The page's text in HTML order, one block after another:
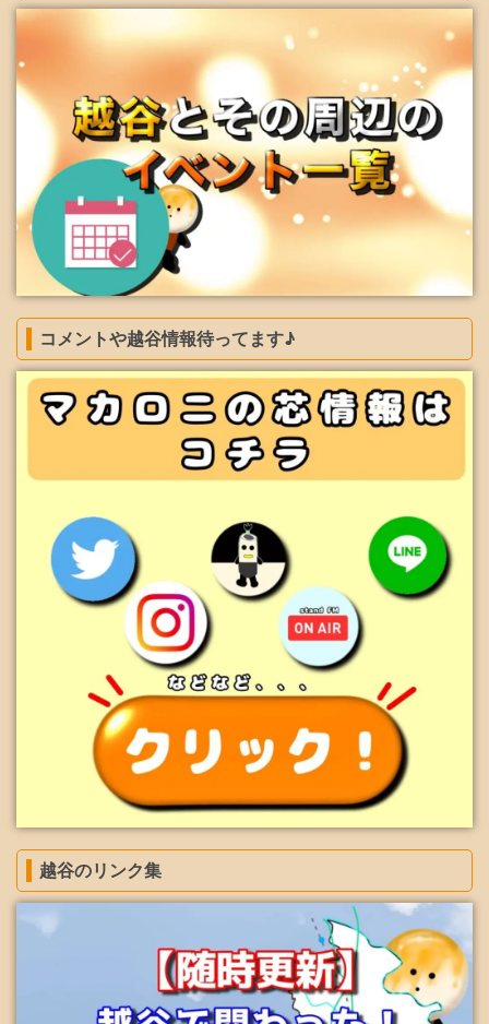
コメントや越谷情報待ってます♪
越谷のリンク集